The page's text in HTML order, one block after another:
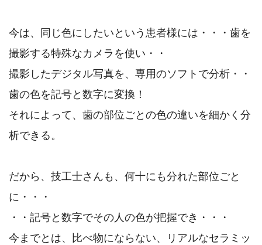
今は、同じ色にしたいという患者様には・・・歯を
撮影する特殊なカメラを使い・・
撮影したデジタル写真を、専用のソフトで分析・・
歯の色を記号と数字に変換！
それによって、歯の部位ごとの色の違いを細かく分
析できる。
だから、技工士さんも、何十にも分れた部位ごと
に・・・
・・記号と数字でその人の色が把握でき・・・
今までとは、比べ物にならない、リアルなセラミッ